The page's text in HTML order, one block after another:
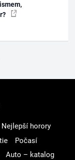
Nejlepší horory
Počasí
Auto – katalog